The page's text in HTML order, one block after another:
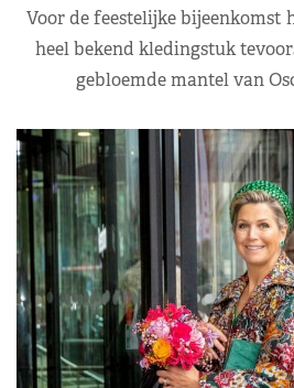
Voor de feestelijke bijeenkomst
heel bekend kledingstuk
gebloemde mantel van